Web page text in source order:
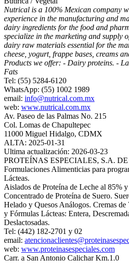
Nutrical is a 100% Mexican company
experience in the manufacturing and
dairy ingredients for the food and
specialize in the marketing and supply
dairy raw materials essential for the
cheese, yogurt, frappe bases, creams
Products we offer: - Dairy proteins. -
Fats
Tel: (55) 5284-6120
WhatsApp: (55) 1002 1989
email: info@nutrical.com.mx
web: www.nutrical.com.mx
Av. Paseo de las Palmas No. 215
Col. Lomas de Chapultepec
11000 Miguel Hidalgo, CDMX
ALTA: 2025-01-31
Ultima actualización: 2026-03-23
PROTEÍNAS ESPECIALES, S.A. DE
Formulaciones Alimenticias para
Lácteas.
Aislados de Proteína de Leche al 85%
Concentrado de Proteína de Suero.
Helado y Quesos Análogos. Cremas
y Fórmulas Lácteas: Entera,
Deslactosadas.
Tel: (442) 182-2701 y 02
email:
web: www.proteinasespeciales.com
Carr. a San Antonio Calichar Km.1.0